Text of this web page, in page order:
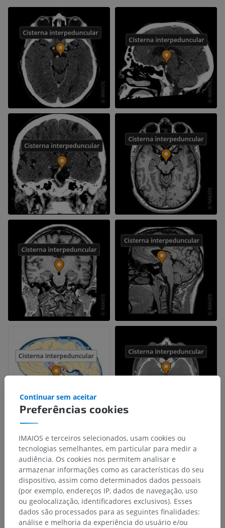
Preferências cookies
Continuar sem aceitar
IMAIOS e terceiros selecionados, usam cookies ou
tecnologias semelhantes, em particular para medir a
audiência. Os cookies nos permitem analisar e
armazenar informações como as características do seu
dispositivo, assim como determinados dados pessoais
(por exemplo, endereços IP, dados de navegação, uso
ou geolocalização, identificadores exclusivos). Esses
dados são processados para as seguintes finalidades:
análise e melhoria da experiência do usuário e/ou